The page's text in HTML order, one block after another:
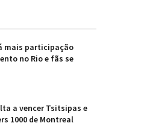
mais participação
no Rio e fãs se
a vencer Tsitsipas e
1000 de Montreal